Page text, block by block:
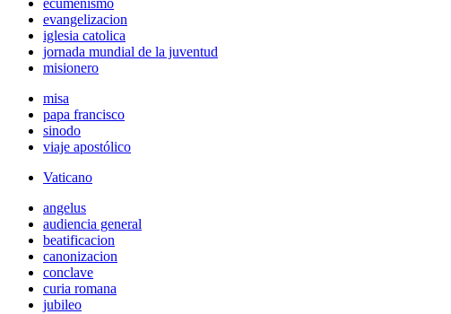
ecumenismo
evangelizacion
iglesia catolica
jornada mundial de la juventud
misionero
misa
papa francisco
sinodo
viaje apostólico
Vaticano
angelus
audiencia general
beatificacion
canonizacion
conclave
curia romana
jubileo